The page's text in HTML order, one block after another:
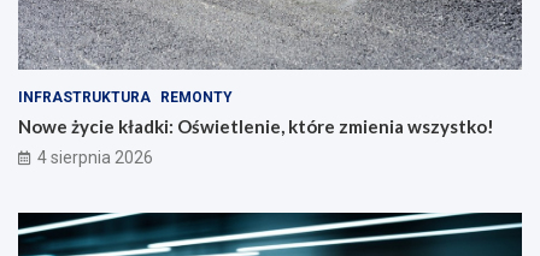
INFRASTRUKTURA REMONTY
Nowe życie kładki: Oświetlenie, które zmienia wszystko!
4 sierpnia 2026